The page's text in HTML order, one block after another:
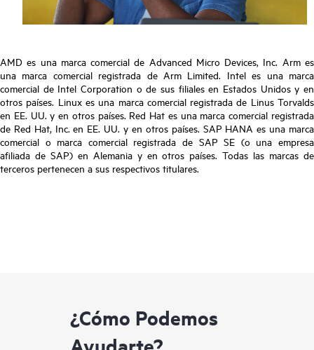
AMD es una marca comercial de Advanced Micro Devices, Inc. Arm es
una marca comercial registrada de Arm Limited. Intel es una marca
comercial de Intel Corporation o de sus filiales en Estados Unidos y en
otros países. Linux es una marca comercial registrada de Linus Torvalds
en EE. UU. y en otros países. Red Hat es una marca comercial registrada
de Red Hat, Inc. en EE. UU. y en otros países. SAP HANA es una marca
comercial o marca comercial registrada de SAP SE (o una empresa
afiliada de SAP) en Alemania y en otros países. Todas las marcas de
terceros pertenecen a sus respectivos titulares.
¿Cómo Podemos